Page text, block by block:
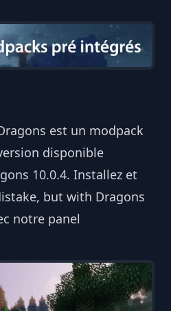
est un modpack
disponible
10.0.4. Installez et
but with Dragons
notre panel